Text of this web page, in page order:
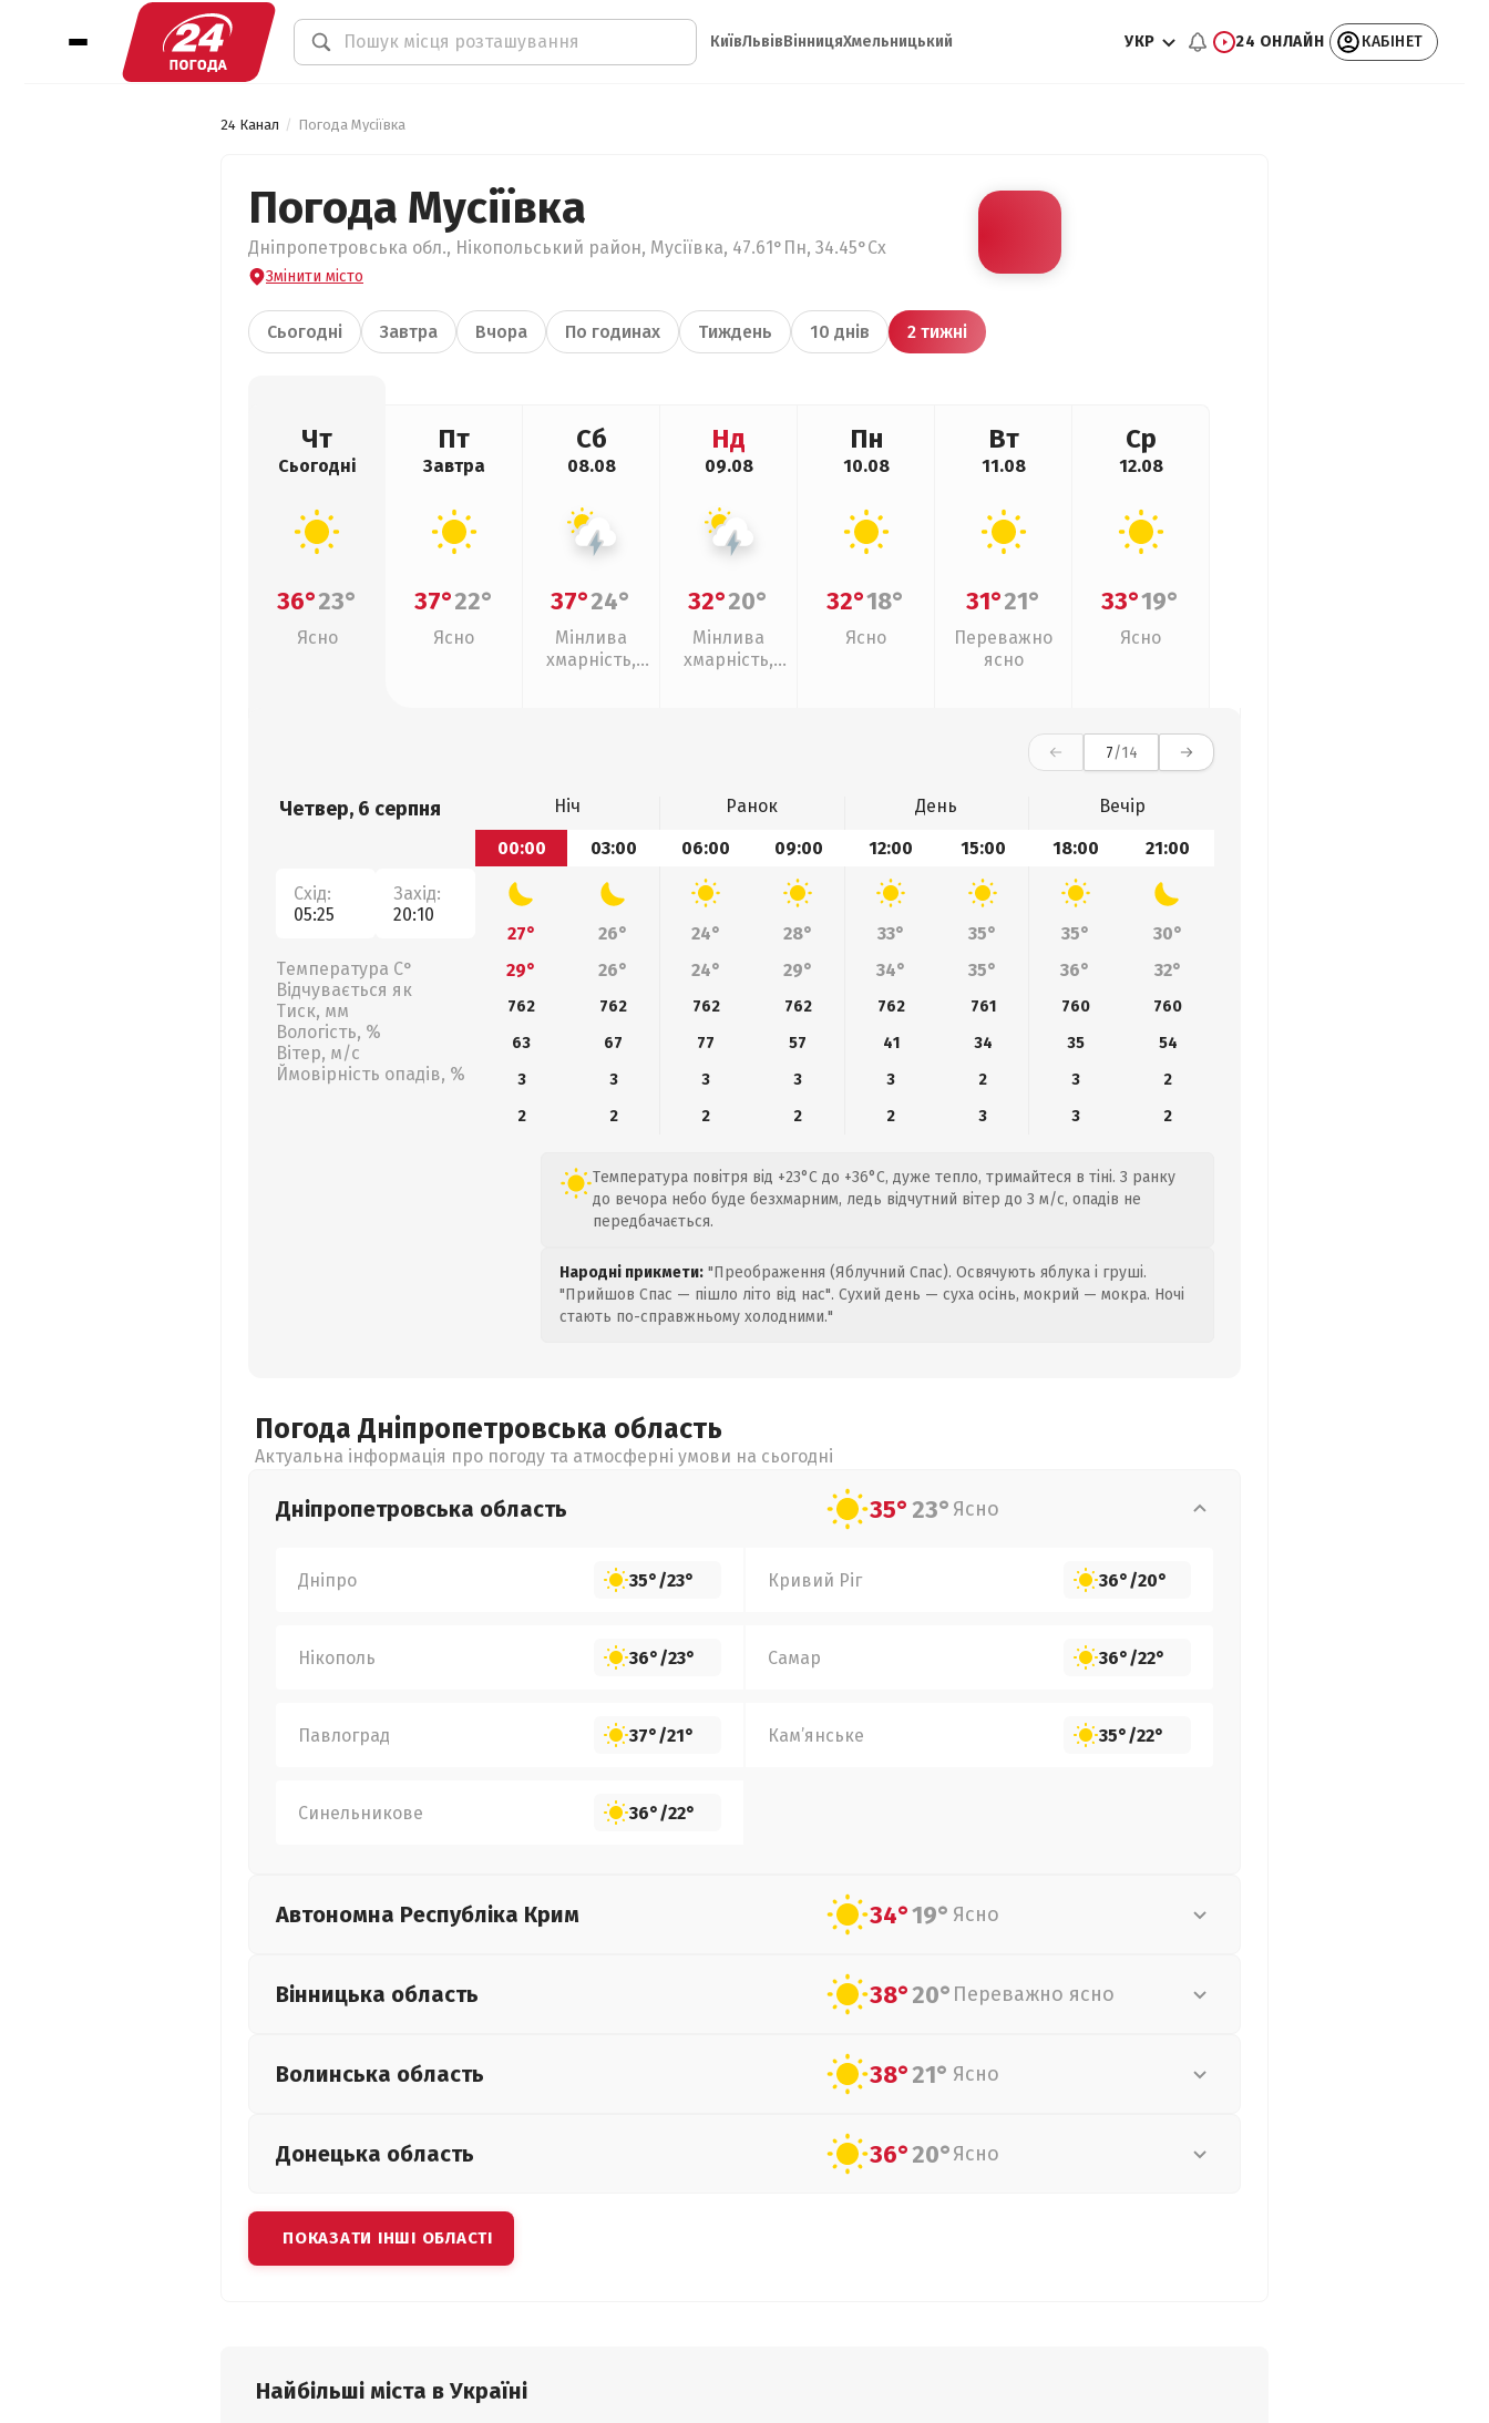
КиївЛьвівВінницяХмельницький УКР 24 ОНЛАЙН КАБІНЕТ
24 Канал Погода Мусіївка
Погода Мусіївка
Дніпропетровська обл., Нікопольський район, Мусіївка, 47.61°Пн, 34.45°Сх
Змінити місто
Сьогодні Завтра Вчора По годинах Тиждень 10 днів 2 тижні
Чт
Сьогодні
36°23°
Ясно
Пт
Завтра
37°22°
Ясно
Сб
08.08
37°24°
Мінлива
хмарність,
Нд
09.08
32°20°
Мінлива
хмарність,
Пн
10.08
32°18°
Ясно
Вт
11.08
31°21°
Переважно
ясно
Ср
12.08
33°19°
Ясно
7/14
Четвер, 6 серпня
Схід:
05:25
Захід:
20:10
Температура С°
Відчувається як
Тиск, мм
Вологість, %
Вітер, м/с
Ймовірність опадів, %
Ніч Ранок День
Вечір
00:00
03:00 06:00 09:00 12:00 15:00 18:00 21:00
27° 26° 24° 28° 33° 35° 35°
30°
29°
26° 24° 29° 34° 35° 36° 32°
762 762 762 762 762 761 760
760
63
67 77 57 41 34 35
54
3
3 3 3 3 2 3
2
2
2 2 2 2 3 3 2
Температура повітря від +23°C до +36°C, дуже тепло, тримайтеся в тіні. З ранку
до вечора небо буде безхмарним, ледь відчутний вітер до 3 м/с, опадів не
передбачається.
Народні прикмети: "Преображення (Яблучний Спас). Освячують яблука і груші.
"Прийшов Спас — пішло літо від нас". Сухий день — суха осінь, мокрий — мокра. Ночі
стають по-справжньому холодними."
Погода Дніпропетровська область
Актуальна інформація про погоду та атмосферні умови на сьогодні
Дніпропетровська область 35°23° Ясно
Дніпро 35°/23° Кривий Ріг 36°/20°
Нікополь 36°/23° Самар 36°/22°
Павлоград 37°/21° Кам’янське 35°/22°
Синельникове 36°/22°
Автономна Республіка Крим 34°19° Ясно
Вінницька область 38°20° Переважно ясно
Волинська область 38°21° Ясно
Донецька область 36°20°Ясно
ПОКАЗАТИ ІНШІ ОБЛАСТІ
Найбільші міста в Україні